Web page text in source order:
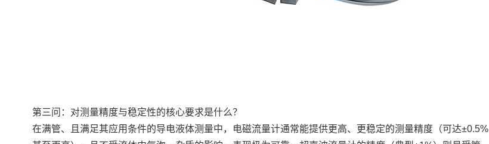
第三问：对测量精度与稳定性的核心要求是什么？
在满管、且满足其应用条件的导电液体测量中，电磁流量计通常能提供更高、更稳定的测量精度（可达±0.5%